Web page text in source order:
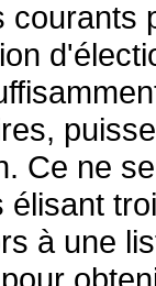
courants
Ce ne
à une